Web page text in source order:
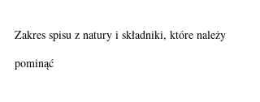
Zakres spisu z natury i składniki, które należy
pominąć